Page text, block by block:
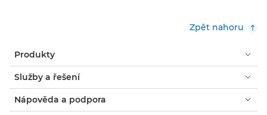
Zpět nahoru
Produkty
Služby a řešení
Nápověda a podpora